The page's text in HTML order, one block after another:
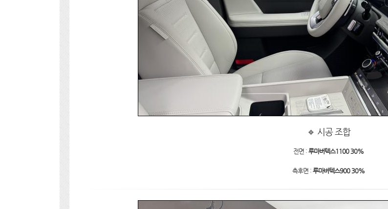
🔹 시공 조합
전면 : 루마버텍스1100 30%
측후면 : 루마버텍스900 30%